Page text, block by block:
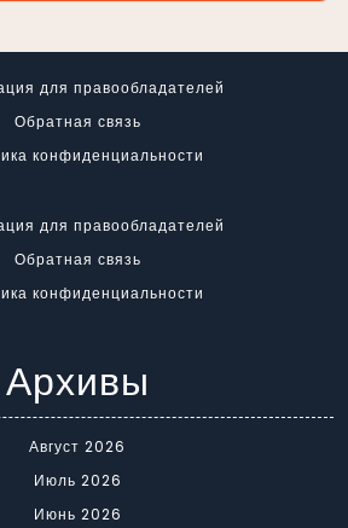
для правообладателей
Обратная связь
конфиденциальности
для правообладателей
Обратная связь
конфиденциальности
Архивы
Август 2026
Июль 2026
Июнь 2026